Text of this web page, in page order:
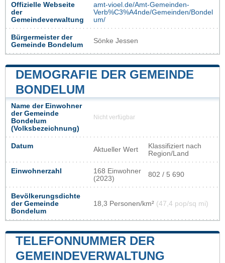
Offizielle Webseite
der
Gemeindeverwaltung
amt-vioel.de/Amt-Gemeinden-
Verb%C3%A4nde/Gemeinden/Bondel
um/
Bürgermeister der
Gemeinde Bondelum
Sönke Jessen
DEMOGRAFIE DER GEMEINDE
BONDELUM
Name der Einwohner
der Gemeinde
Bondelum
(Volksbezeichnung)
Nicht verfügbar
Datum Aktueller Wert
Klassifiziert nach
Region/Land
Einwohnerzahl
168 Einwohner
(2023)
802 / 5 690
Bevölkerungsdichte
der Gemeinde
Bondelum
18,3 Personen/km² (47,4 pop/sq mi)
TELEFONNUMMER DER
GEMEINDEVERWALTUNG